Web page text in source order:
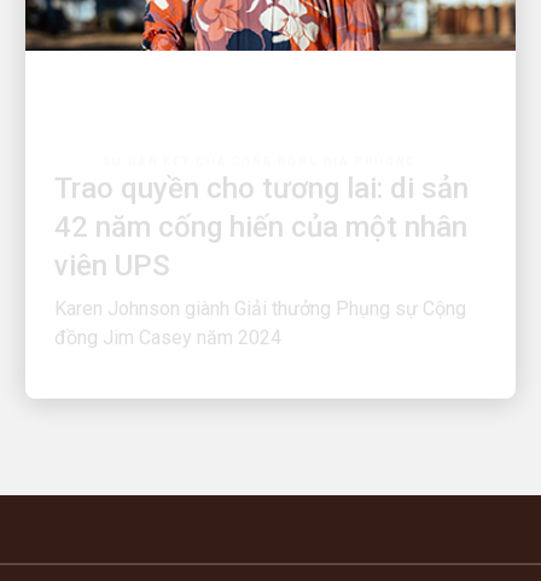
42 năm cống hiến của một nhân
viên UPS
Karen Johnson giành Giải thưởng Phụng sự Cộng
đồng Jim Casey năm 2024